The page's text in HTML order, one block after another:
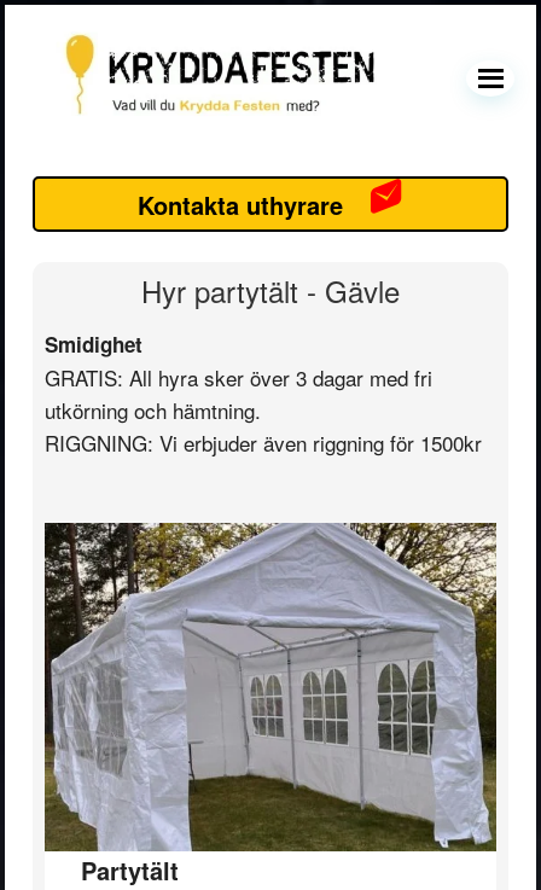
huvudnavigering
huvudinnehåll
MENU
sidofält
Kontakta uthyrare
Hyr partytält - Gävle
Smidighet
GRATIS: All hyra sker över 3 dagar med fri
utkörning och hämtning.
RIGGNING: Vi erbjuder även riggning för 1500kr
Partytält